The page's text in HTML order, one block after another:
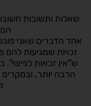
שאלות ותשובות
אחד הדברים שאני
זכויות שמגיעות
ש”אין זכאות
הרבה יותר,